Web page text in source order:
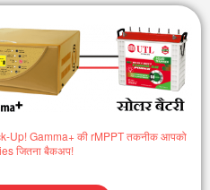
Up! Gamma+ की rMPPT तकनीक आपको
जितना बैकअप!